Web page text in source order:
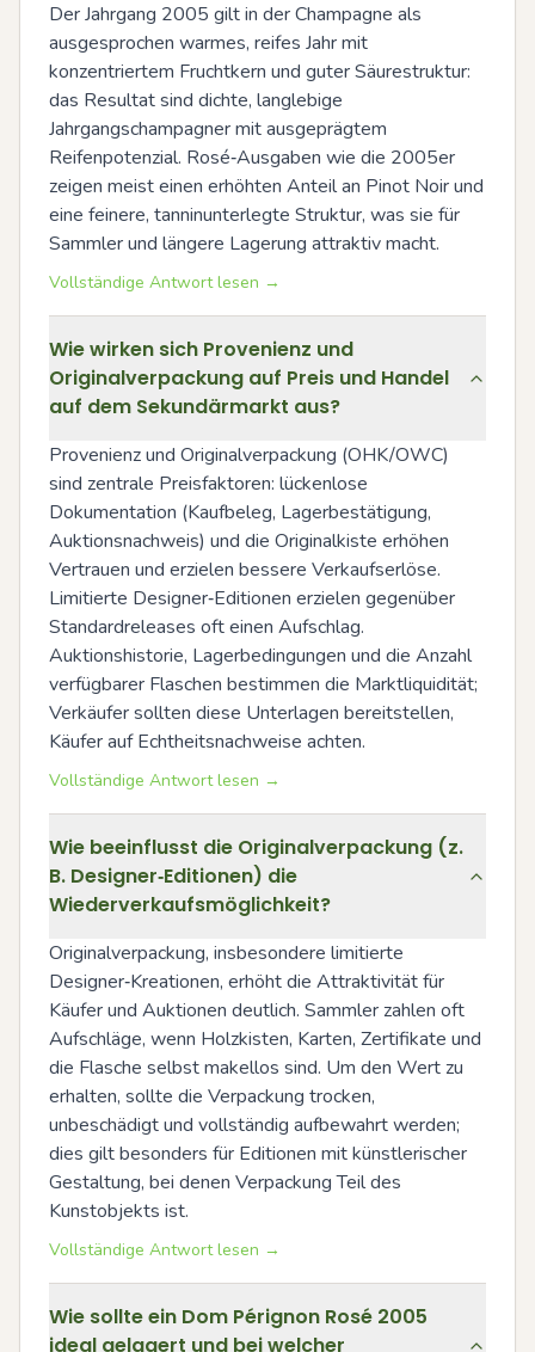
Der Jahrgang 2005 gilt in der Champagne als
ausgesprochen warmes, reifes Jahr mit
konzentriertem Fruchtkern und guter Säurestruktur:
das Resultat sind dichte, langlebige
Jahrgangschampagner mit ausgeprägtem
Reifenpotenzial. Rosé‑Ausgaben wie die 2005er
zeigen meist einen erhöhten Anteil an Pinot Noir und
eine feinere, tanninunterlegte Struktur, was sie für
Sammler und längere Lagerung attraktiv macht.
Vollständige Antwort lesen →
Wie wirken sich Provenienz und
Originalverpackung auf Preis und Handel
auf dem Sekundärmarkt aus?
Provenienz und Originalverpackung (OHK/OWC)
sind zentrale Preisfaktoren: lückenlose
Dokumentation (Kaufbeleg, Lagerbestätigung,
Auktionsnachweis) und die Originalkiste erhöhen
Vertrauen und erzielen bessere Verkaufserlöse.
Limitierte Designer‑Editionen erzielen gegenüber
Standardreleases oft einen Aufschlag.
Auktionshistorie, Lagerbedingungen und die Anzahl
verfügbarer Flaschen bestimmen die Marktliquidität;
Verkäufer sollten diese Unterlagen bereitstellen,
Käufer auf Echtheitsnachweise achten.
Vollständige Antwort lesen →
Wie beeinflusst die Originalverpackung (z.
B. Designer‑Editionen) die
Wiederverkaufsmöglichkeit?
Originalverpackung, insbesondere limitierte
Designer‑Kreationen, erhöht die Attraktivität für
Käufer und Auktionen deutlich. Sammler zahlen oft
Aufschläge, wenn Holzkisten, Karten, Zertifikate und
die Flasche selbst makellos sind. Um den Wert zu
erhalten, sollte die Verpackung trocken,
unbeschädigt und vollständig aufbewahrt werden;
dies gilt besonders für Editionen mit künstlerischer
Gestaltung, bei denen Verpackung Teil des
Kunstobjekts ist.
Vollständige Antwort lesen →
Wie sollte ein Dom Pérignon Rosé 2005
ideal gelagert und bei welcher